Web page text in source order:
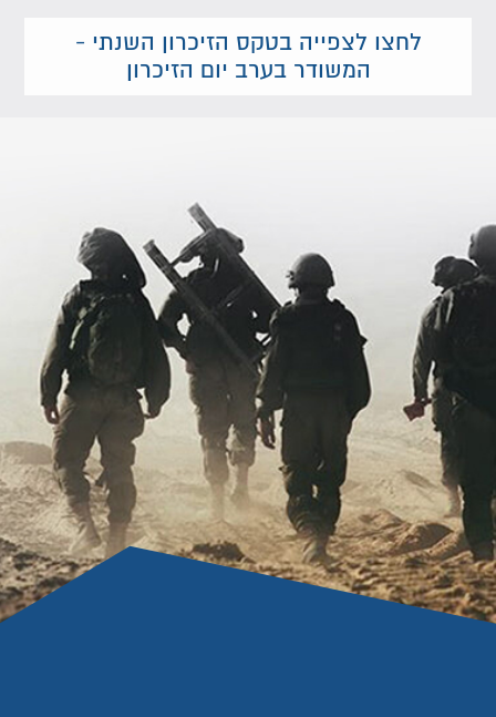
לחצו לצפייה בטקס הזיכרון השנתי -
המשודר בערב יום הזיכרון